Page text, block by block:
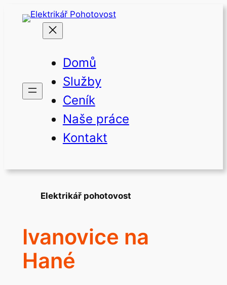
Přeskočit
Domů
Služby
Ceník
Naše práce
Kontakt
Elektrikář pohotovost
Ivanovice na
Hané